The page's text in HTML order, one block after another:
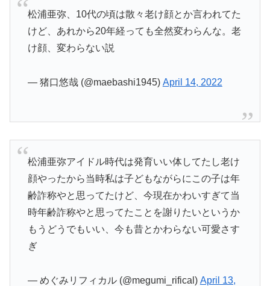
松浦亜弥、10代の頃は散々老け顔とか言われてた
けど、あれから20年経っても全然変わらんな。老
け顔、変わらない説
— 猪口悠哉 (@maebashi1945) April 14, 2022
松浦亜弥アイドル時代は発育いい体してたし老け
顔やったから当時私は子どもながらにこの子は年
齢詐称やと思ってたけど、今現在かわいすぎて当
時年齢詐称やと思ってたことを謝りたいというか
もうどうでもいい、今も昔とかわらない可愛さす
ぎ
— めぐみリフィカル (@megumi_rifical) April 13,